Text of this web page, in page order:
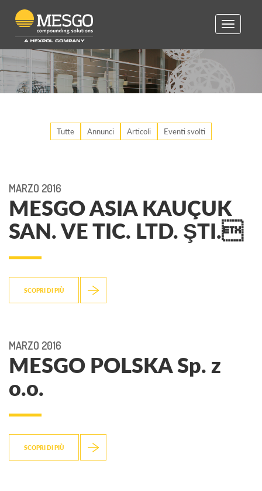
Toggle
Tutte Annunci Articoli Eventi svolti
MARZO 2016
MESGO ASIA KAUÇUK
SAN. VE TIC. LTD. ŞTI.
SCOPRI DI PIÙ
MARZO 2016
MESGO POLSKA Sp. z
o.o.
SCOPRI DI PIÙ